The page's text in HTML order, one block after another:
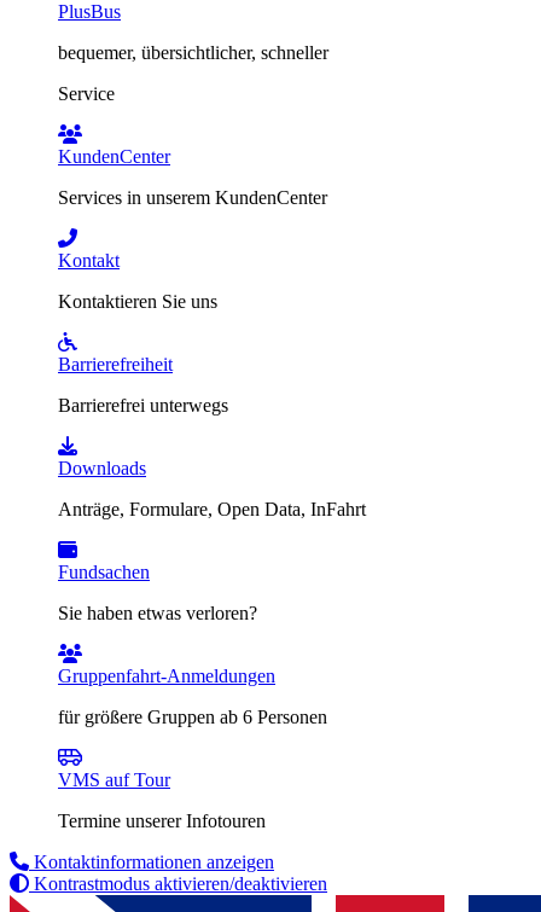
PlusBus
bequemer, übersichtlicher, schneller
Service
KundenCenter
Services in unserem KundenCenter
Kontakt
Kontaktieren Sie uns
Barrierefreiheit
Barrierefrei unterwegs
Downloads
Anträge, Formulare, Open Data, InFahrt
Fundsachen
Sie haben etwas verloren?
Gruppenfahrt-Anmeldungen
für größere Gruppen ab 6 Personen
VMS auf Tour
Termine unserer Infotouren
Kontaktinformationen anzeigen
Kontrastmodus aktivieren/deaktivieren